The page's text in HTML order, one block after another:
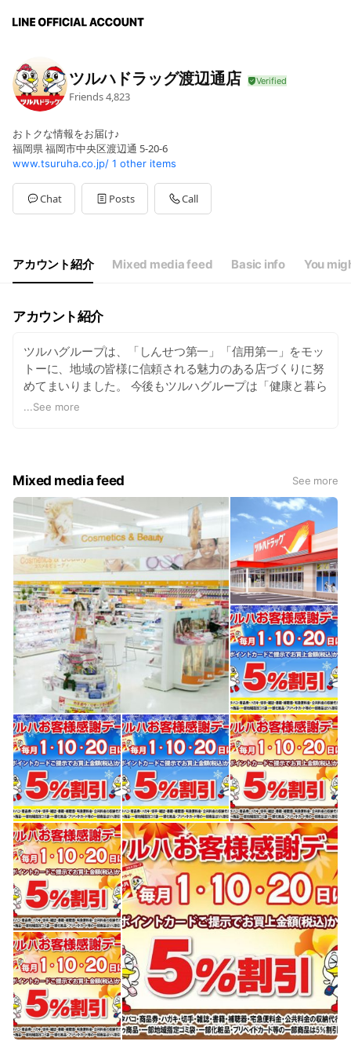
ツルハドラッグ渡辺通店
Friends4,823
おトクな情報をお届け♪
福岡県 福岡市中央区渡辺通 5-20-6
www.tsuruha.co.jp/ 1 other items
Chat Posts Call
アカウント紹介 Mixed media feed Basic info You
アカウント紹介
ツルハグループは、「しんせつ第一」「信用第一」をモッ
トーに、地域の皆様に信頼される魅力のある店づくりに努
めてまいりました。 今後もツルハグループは「健康と暮ら
しのパートナー」を合言葉に医薬品から毎日の生活に役立
...See more
Mixed media feed See more